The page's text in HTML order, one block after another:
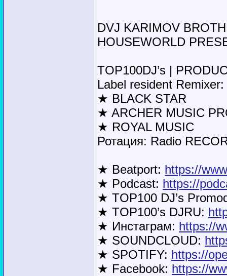
DVJ KARIMOV
HOUSEWORLD
TOP100DJ’s |
Label resident Remixer:
★ BLACK STAR
★ ARCHER MUSIC
★ ROYAL MUSIC
Ротация: Radio
★ Beatport: https://
★ Podcast: https://
★ TOP100 DJ’s
★ TOP100’s DJRU:
★ Инстаграм: https://
★ SOUNDCLOUD:
★ SPOTIFY: https://
★ Facebook: https://